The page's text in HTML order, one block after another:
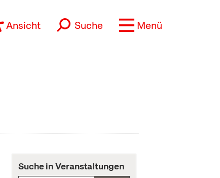
Ansicht Suche Menü
Suche in Veranstaltungen